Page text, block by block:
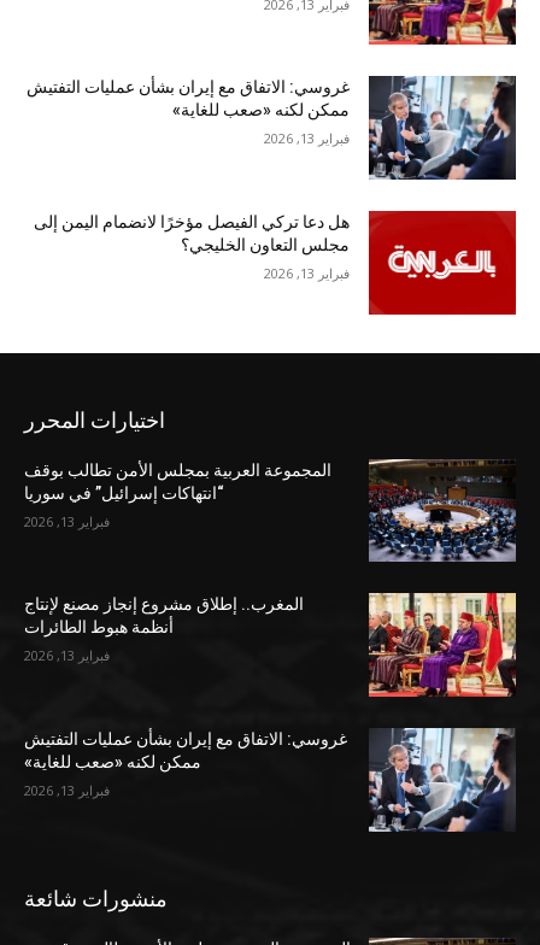
فبراير 13, 2026
غروسي: الاتفاق مع إيران بشأن عمليات التفتيش
ممكن لكنه «صعب للغاية»
فبراير 13, 2026
هل دعا تركي الفيصل مؤخرًا لانضمام اليمن إلى
مجلس التعاون الخليجي؟
فبراير 13, 2026
اختيارات المحرر
المجموعة العربية بمجلس الأمن تطالب بوقف
“انتهاكات إسرائيل” في سوريا
فبراير 13, 2026
المغرب.. إطلاق مشروع إنجاز مصنع لإنتاج
أنظمة هبوط الطائرات
فبراير 13, 2026
غروسي: الاتفاق مع إيران بشأن عمليات التفتيش
ممكن لكنه «صعب للغاية»
فبراير 13, 2026
منشورات شائعة